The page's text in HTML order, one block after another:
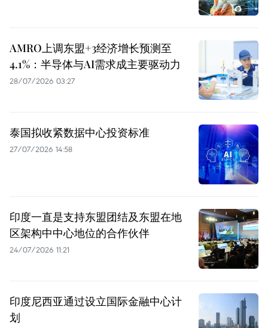
AMRO上调东盟+3经济增长预测至
4.1%：半导体与AI需求成主要驱动力
28/07/2026 03:27
泰国拟收紧数据中心投资标准
27/07/2026 14:58
印度一直是支持东盟团结及东盟在地
区架构中中心地位的合作伙伴
24/07/2026 11:21
印度尼西亚通过设立国际金融中心计
划